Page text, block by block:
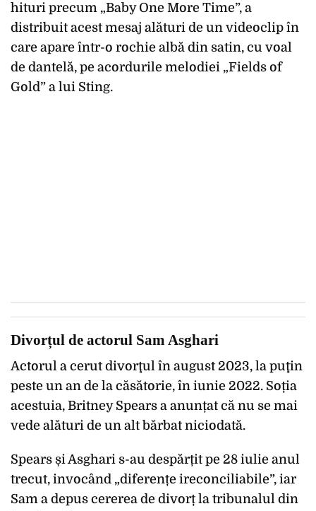
hituri precum „Baby One More Time”, a
distribuit acest mesaj alături de un videoclip în
care apare într-o rochie albă din satin, cu voal
de dantelă, pe acordurile melodiei „Fields of
Gold” a lui Sting.
Divorțul de actorul Sam Asghari
Actorul a cerut divorţul în august 2023, la puţin
peste un an de la căsătorie, în iunie 2022. Soția
acestuia, Britney Spears a anunțat că nu se mai
vede alături de un alt bărbat niciodată.
Spears și Asghari s-au despărțit pe 28 iulie anul
trecut, invocând „diferențe ireconciliabile”, iar
Sam a depus cererea de divorț la tribunalul din